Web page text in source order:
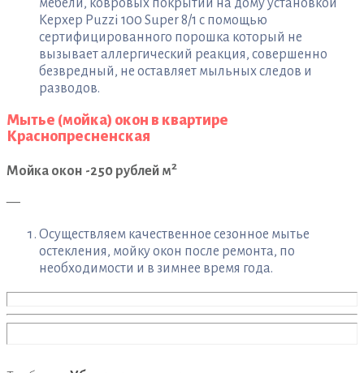
мебели, ковровых покрытий на дому установкой
Керхер Puzzi 100 Super 8/1 с помощью
сертифицированного порошка который не
вызывает аллергический реакция, совершенно
безвредный, не оставляет мыльных следов и
разводов.
Мытье (мойка) окон в квартире
Краснопресненская
Мойка окон -250 рублей м2
—
Осуществляем качественное сезонное мытье
остекления, мойку окон после ремонта, по
необходимости и в зимнее время года.